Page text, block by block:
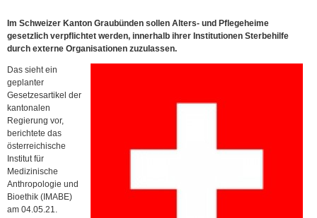
Im Schweizer Kanton Graubünden sollen Alters- und Pflegeheime
gesetzlich verpflichtet werden, innerhalb ihrer Institutionen Sterbehilfe
durch externe Organisationen zuzulassen.
Das sieht ein
geplanter
Gesetzesartikel der
kantonalen
Regierung vor,
berichtete das
österreichische
Institut für
Medizinische
Anthropologie und
Bioethik (IMABE)
am 04.05.21.